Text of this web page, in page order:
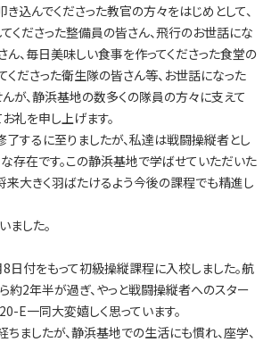
込んでくださった教官の方々をはじめとして、
くださった整備員の皆さん、飛行のお世話にな
ん、毎日美味しい食事を作ってくださった食堂の
くださった衛生隊の皆さん等、お世話になった
が、静浜基地の数多くの隊員の方々に支えて
礼を申し上げます。
するに至りましたが、私達は戦闘操縦者とし
存在です。この静浜基地で学ばせていただいた
来大きく羽ばたけるよう今後の課程でも精進し
した。
日付をもって初級操縦課程に入校しました。航
約2年半が過ぎ、やっと戦闘操縦者へのスター
E一同大変嬉しく思っています。
ましたが、静浜基地での生活にも慣れ、座学、